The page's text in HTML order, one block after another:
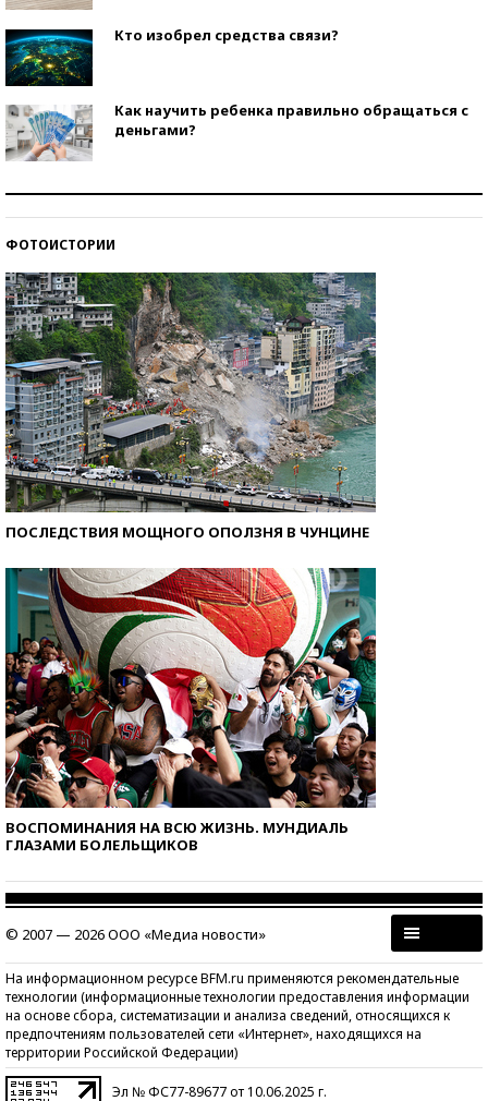
Кто изобрел средства связи?
Как научить ребенка правильно обращаться с
деньгами?
ФОТОИСТОРИИ
ПОСЛЕДСТВИЯ МОЩНОГО ОПОЛЗНЯ В ЧУНЦИНЕ
ВОСПОМИНАНИЯ НА ВСЮ ЖИЗНЬ. МУНДИАЛЬ
ГЛАЗАМИ БОЛЕЛЬЩИКОВ
© 2007 — 2026 ООО «Медиа новости»
На информационном ресурсе BFM.ru применяются рекомендательные
технологии (информационные технологии предоставления информации
на основе сбора, систематизации и анализа сведений, относящихся к
предпочтениям пользователей сети «Интернет», находящихся на
территории Российской Федерации)
Эл № ФС77-89677 от 10.06.2025 г.